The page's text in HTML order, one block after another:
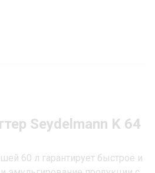
Seydelmann K 64
60 л гарантирует быстрое и